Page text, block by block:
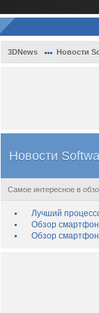
3DNews Новости
Новости
Самое интересное в
Лучший
Обзор
Обзор